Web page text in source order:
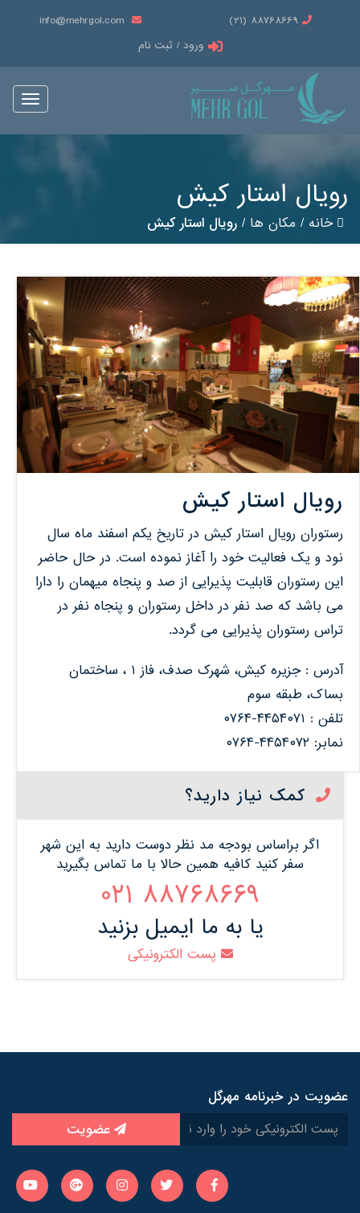
88768669 (21)
info@mehrgol.com
ورود / ثبت نام
Toggle
رویال استار کیش
خانه/ مکان ها/ رویال استار کیش
رویال استار کیش
رستوران رویال استار کیش در تاریخ یکم اسفند ماه سال
نود و یک فعالیت خود را آغاز نموده است. در حال حاضر
این رستوران قابلیت پذیرایی از صد و پنجاه میهمان را دارا
می باشد که صد نفر در داخل رستوران و پنجاه نفر در
تراس رستوران پذیرایی می گردد.
آدرس : جزیره کیش، شهرک صدف، فاز ۱ ، ساختمان
بساک، طبقه سوم
تلفن : ۴۴۵۴۰۷۱-۰۷۶۴
نمابر: ۴۴۵۴۰۷۲-۰۷۶۴
کمک نیاز دارید؟
اگر براساس بودجه مد نظر دوست دارید به این شهر
سفر کنید کافیه همین حالا با ما تماس بگیرید
88768669 021
یا به ما ایمیل بزنید
پست الکترونیکی
عضویت در خبرنامه مهرگل
عضویت